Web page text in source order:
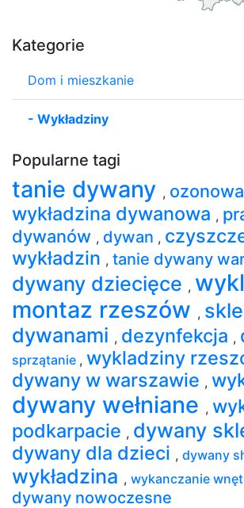
Kategorie
Dom i mieszkanie
- Wykładziny
Popularne tagi
tanie dywany ,
wykładzina dywanowa ,
dywanów , dywan ,
wykładzin , tanie dywany
dywany dziecięce ,
montaz rzeszów ,
dywanami , dezynfekcja ,
sprzątanie , wykladziny
dywany w warszawie ,
dywany wełniane ,
podkarpacie , dywany
dywany dla dzieci , dywany
wykładzina , wykanczanie
dywany nowoczesne